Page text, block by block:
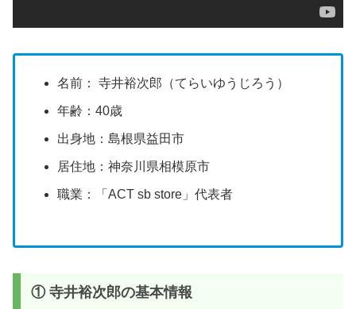
名前： 寺井裕次郎（てらいゆうじろう）
年齢：40歳
出身地：島根県益田市
居住地：神奈川県相模原市
職業：「ACT sb store」代表者
① 寺井裕次郎の基本情報